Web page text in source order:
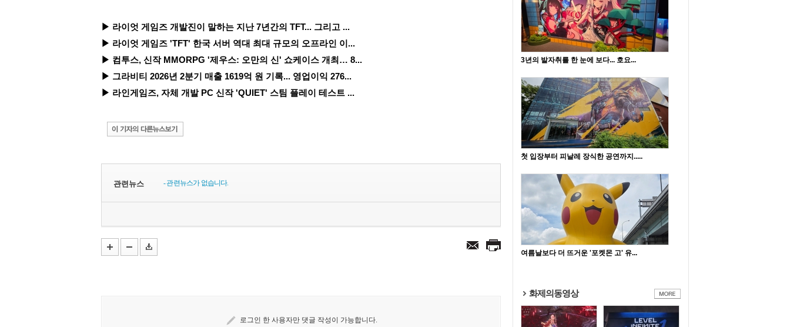
▶ 라이엇 게임즈 개발진이 말하는 지난 7년간의 TFT... 그리고 ...
▶ 라이엇 게임즈 'TFT' 한국 서버 역대 최대 규모의 오프라인 이...
▶ 컴투스, 신작 MMORPG '제우스: 오만의 신' 쇼케이스 개최… 8...
▶ 그라비티 2026년 2분기 매출 1619억 원 기록... 영업이익 276...
▶ 라인게임즈, 자체 개발 PC 신작 'QUIET' 스팀 플레이 테스트 ...
관련뉴스 - 관련뉴스가 없습니다.
3년의 발자취를 한 눈에 보다... 호요...
첫 입장부터 피날레 장식한 공연까지.....
여름날보다 더 뜨거운 '포켓몬 고' 유...
화제의동영상